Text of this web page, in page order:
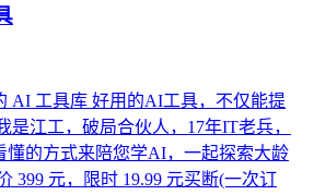
AI 工具库 好用的AI工具，不仅能提
是江工，破局合伙人，17年IT老兵，
懂的方式来陪您学AI，一起探索大龄
399 元，限时 19.99 元买断(一次订